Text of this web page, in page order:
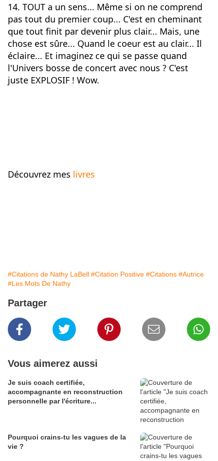
14. TOUT a un sens... Même si on ne comprend
pas tout du premier coup... C'est en cheminant
que tout finit par devenir plus clair... Mais, une
chose est sûre... Quand le coeur est au clair... Il
éclaire... Et imaginez ce qui se passe quand
l'Univers bosse de concert avec nous ? C'est
juste EXPLOSIF ! Wow.
Découvrez mes livres
#Citations de Nathy LaBell #Citation Positive #Citations #Autrice
#Les Mots De Nathy
Partager
Vous aimerez aussi
Je suis coach certifiée,
accompagnante en reconstruction
personnelle par l'écriture...
Pourquoi crains-tu les vagues de la
vie ?